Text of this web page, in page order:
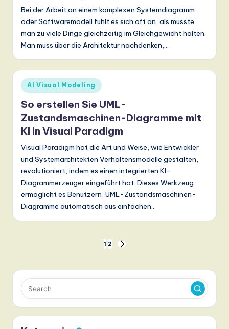
Bei der Arbeit an einem komplexen Systemdiagramm
oder Softwaremodell fühlt es sich oft an, als müsste
man zu viele Dinge gleichzeitig im Gleichgewicht halten.
Man muss über die Architektur nachdenken,…
Posted
in
AI Visual Modeling
So erstellen Sie UML-
Zustandsmaschinen-Diagramme mit
KI in Visual Paradigm
Visual Paradigm hat die Art und Weise, wie Entwickler
und Systemarchitekten Verhaltensmodelle gestalten,
revolutioniert, indem es einen integrierten KI-
Diagrammerzeuger eingeführt hat. Dieses Werkzeug
ermöglicht es Benutzern, UML-Zustandsmaschinen-
Diagramme automatisch aus einfachen…
Seitennummerierung
der
Beiträge
1 2
NEXT